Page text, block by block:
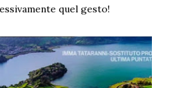
quel gesto!